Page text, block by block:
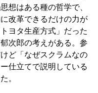
想はある種の哲学で、
改革できるだけの力が
ヨタ生産方式」だった
次郎の考えがある。参
ど「なぜスクラムなの
仕立てで説明している
。